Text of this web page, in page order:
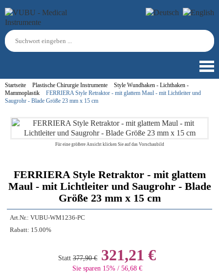
Startseite Plastische Chirurgie Instrumente
Style Wundhaken - Lichthaken -
Mammoplastik
FERRIERA Style Retraktor - mit glattem Maul - mit Lichtleiter und
Saugrohr - Blade Größe 23 mm x 15 cm
Für eine größere Ansicht klicken Sie auf das Vorschaubild
FERRIERA Style Retraktor - mit glattem
Maul - mit Lichtleiter und Saugrohr - Blade
Größe 23 mm x 15 cm
Art.Nr.: VUBU-WM1236-PC
Rabatt: 15.00%
Statt 377,90 € 321,21 €
Sie sparen 15% / 56,68 €